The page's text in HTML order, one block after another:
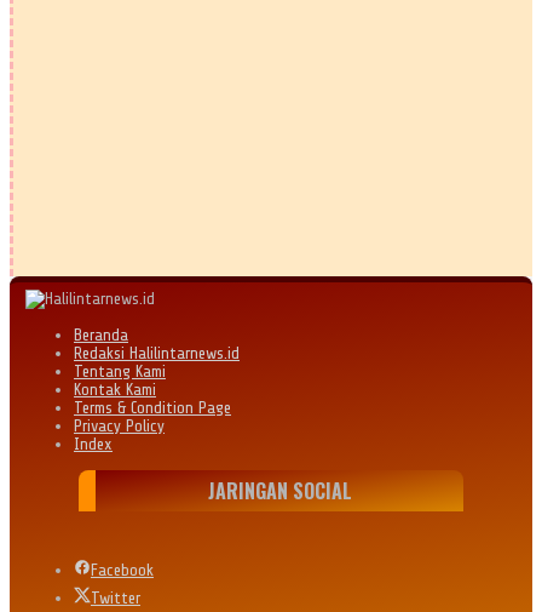
Beranda
Redaksi Halilintarnews.id
Tentang Kami
Kontak Kami
Terms & Condition Page
Privacy Policy
Index
JARINGAN SOCIAL
Facebook
Twitter